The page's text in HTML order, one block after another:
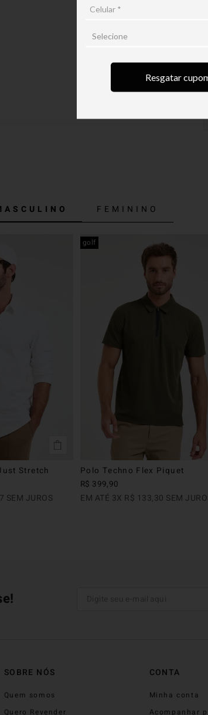
Resgatar
FEMININO
Stretch
SEM JUROS
golf
Polo Techno Flex Piquet
R$ 399,90
EM ATÉ 3X R$ 133,30 SEM
SOBRE NÓS
Quem somos
Quero Revender
CONTA
Minha conta
Acompanhar